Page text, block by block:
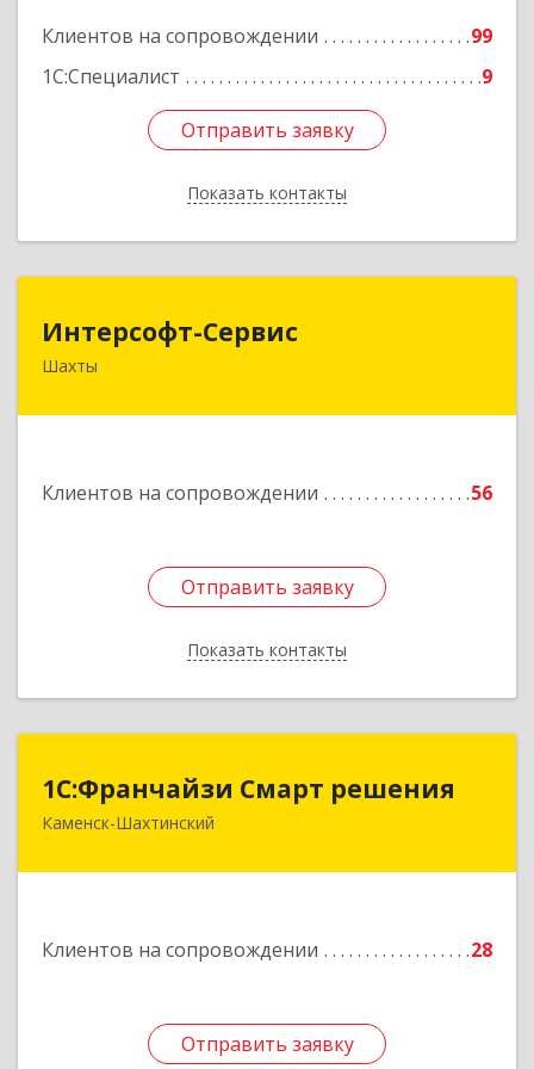
Клиентов на сопровождении
99
1С:Специалист
9
Отправить заявку
Показать контакты
Отправить заявку
Назад
Интерсофт-Сервис
Шахты
Клиентов на сопровождении 56
Отправить заявку
Показать контакты
346480, Ростовская обл, Шахты г, Советская ул,
Отправить заявку
Назад
1С:Франчайзи Смарт решения
Каменск-Шахтинский
Клиентов на сопровождении 28
Отправить заявку
1С:Франчайзи Смарт решения
347800, Ростовская обл, Каменск-Шахтинский г,
Отправить заявку